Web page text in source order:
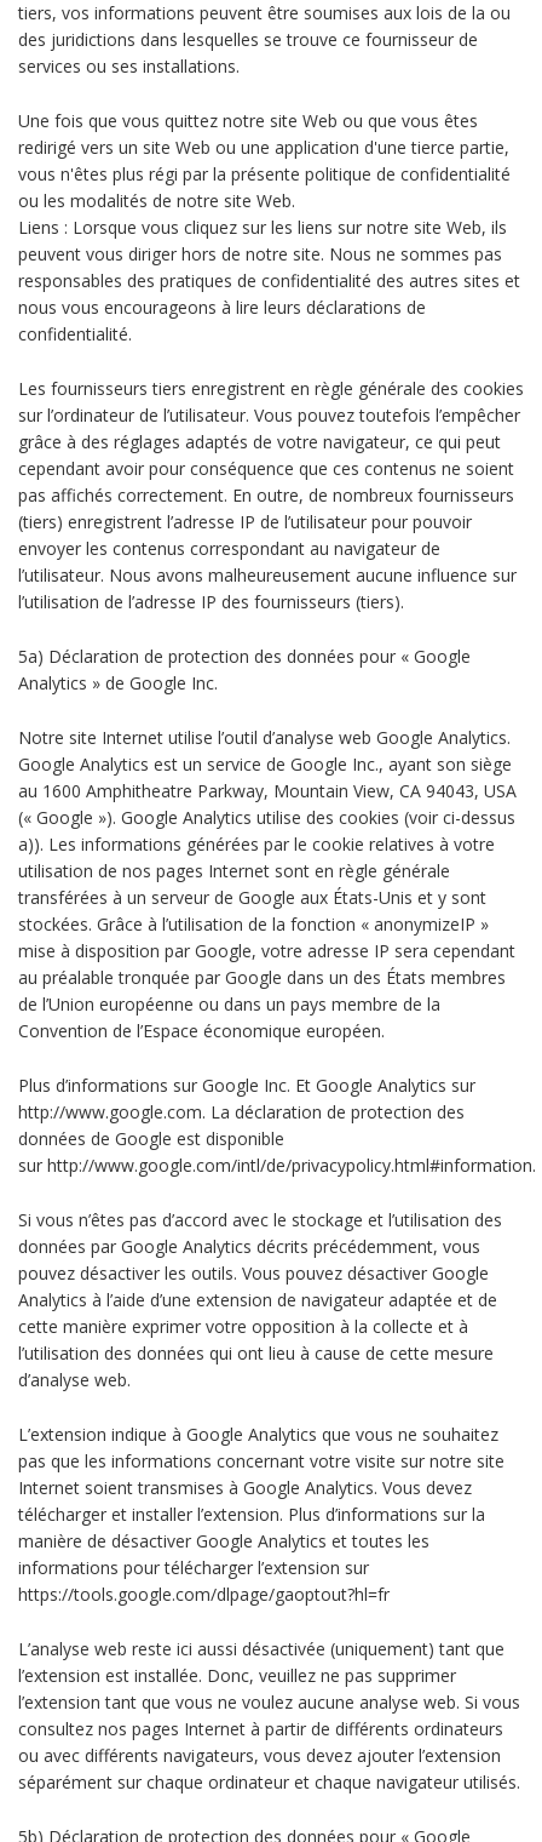
tiers, vos informations peuvent être soumises aux lois de la ou
des juridictions dans lesquelles se trouve ce fournisseur de
services ou ses installations.
Une fois que vous quittez notre site Web ou que vous êtes
redirigé vers un site Web ou une application d'une tierce partie,
vous n'êtes plus régi par la présente politique de confidentialité
ou les modalités de notre site Web.
Liens : Lorsque vous cliquez sur les liens sur notre site Web, ils
peuvent vous diriger hors de notre site. Nous ne sommes pas
responsables des pratiques de confidentialité des autres sites et
nous vous encourageons à lire leurs déclarations de
confidentialité.
Les fournisseurs tiers enregistrent en règle générale des cookies
sur l’ordinateur de l’utilisateur. Vous pouvez toutefois l’empêcher
grâce à des réglages adaptés de votre navigateur, ce qui peut
cependant avoir pour conséquence que ces contenus ne soient
pas affichés correctement. En outre, de nombreux fournisseurs
(tiers) enregistrent l’adresse IP de l’utilisateur pour pouvoir
envoyer les contenus correspondant au navigateur de
l’utilisateur. Nous avons malheureusement aucune influence sur
l’utilisation de l’adresse IP des fournisseurs (tiers).
5a) Déclaration de protection des données pour « Google
Analytics » de Google Inc.
Notre site Internet utilise l’outil d’analyse web Google Analytics.
Google Analytics est un service de Google Inc., ayant son siège
au 1600 Amphitheatre Parkway, Mountain View, CA 94043, USA
(« Google »). Google Analytics utilise des cookies (voir ci-dessus
a)). Les informations générées par le cookie relatives à votre
utilisation de nos pages Internet sont en règle générale
transférées à un serveur de Google aux États-Unis et y sont
stockées. Grâce à l’utilisation de la fonction « anonymizeIP »
mise à disposition par Google, votre adresse IP sera cependant
au préalable tronquée par Google dans un des États membres
de l’Union européenne ou dans un pays membre de la
Convention de l’Espace économique européen.
Plus d’informations sur Google Inc. Et Google Analytics sur
http://www.google.com. La déclaration de protection des
données de Google est disponible
sur http://www.google.com/intl/de/privacypolicy.html#information.
Si vous n’êtes pas d’accord avec le stockage et l’utilisation des
données par Google Analytics décrits précédemment, vous
pouvez désactiver les outils. Vous pouvez désactiver Google
Analytics à l’aide d’une extension de navigateur adaptée et de
cette manière exprimer votre opposition à la collecte et à
l’utilisation des données qui ont lieu à cause de cette mesure
d’analyse web.
L’extension indique à Google Analytics que vous ne souhaitez
pas que les informations concernant votre visite sur notre site
Internet soient transmises à Google Analytics. Vous devez
télécharger et installer l’extension. Plus d’informations sur la
manière de désactiver Google Analytics et toutes les
informations pour télécharger l’extension sur
https://tools.google.com/dlpage/gaoptout?hl=fr
L’analyse web reste ici aussi désactivée (uniquement) tant que
l’extension est installée. Donc, veuillez ne pas supprimer
l’extension tant que vous ne voulez aucune analyse web. Si vous
consultez nos pages Internet à partir de différents ordinateurs
ou avec différents navigateurs, vous devez ajouter l’extension
séparément sur chaque ordinateur et chaque navigateur utilisés.
5b) Déclaration de protection des données pour « Google